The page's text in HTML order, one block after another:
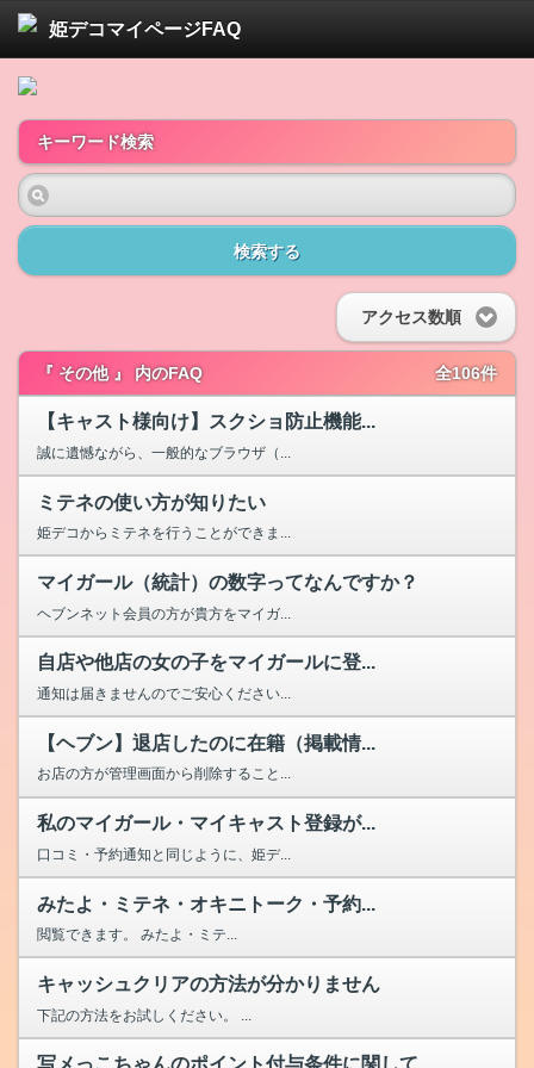
姫デコマイページFAQ
キーワード検索
検索する
アクセス数順
『 その他 』 内のFAQ 全106件
【キャスト様向け】スクショ防止機能...
誠に遺憾ながら、一般的なブラウザ（...
ミテネの使い方が知りたい
姫デコからミテネを行うことができま...
マイガール（統計）の数字ってなんですか？
ヘブンネット会員の方が貴方をマイガ...
自店や他店の女の子をマイガールに登...
通知は届きませんのでご安心ください...
【ヘブン】退店したのに在籍（掲載情...
お店の方が管理画面から削除すること...
私のマイガール・マイキャスト登録が...
口コミ・予約通知と同じように、姫デ...
みたよ・ミテネ・オキニトーク・予約...
閲覧できます。 みたよ・ミテ...
キャッシュクリアの方法が分かりません
下記の方法をお試しください。 ...